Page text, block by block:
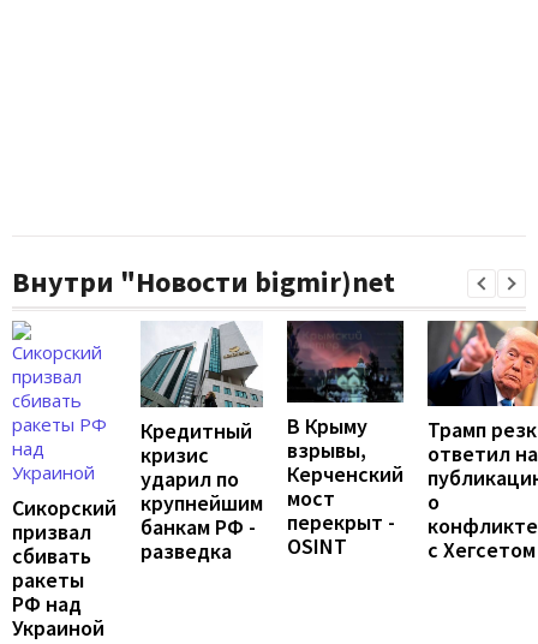
Внутри "Новости bigmir)net
Сикорский
призвал
сбивать
ракеты
РФ над
Украиной
Кредитный
кризис
ударил по
крупнейшим
банкам РФ -
разведка
В Крыму
взрывы,
Керченский
мост
перекрыт -
OSINT
Трамп
ответил на
о
конфликте
с Хегсетом